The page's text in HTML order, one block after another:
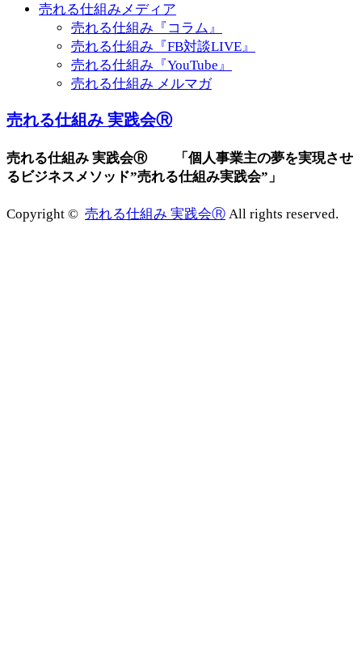
売れる仕組みメディア
売れる仕組み『コラム』
売れる仕組み『FB対談LIVE』
売れる仕組み『YouTube』
売れる仕組み メルマガ
売れる仕組み 実践会Ⓡ
売れる仕組み 実践会Ⓡ 「個人事業主の夢を実現させ
るビジネスメソッド”売れる仕組み実践会”」
Copyright © 売れる仕組み 実践会Ⓡ All rights reserved.